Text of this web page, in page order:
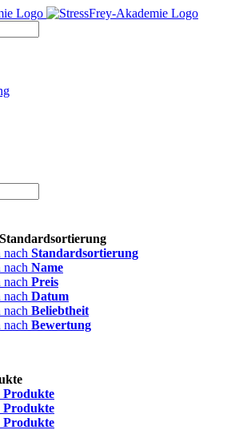
Standardsortierung
nach Standardsortierung
nach Name
nach Preis
nach Datum
nach Beliebtheit
nach Bewertung
Produkte
Produkte
Produkte